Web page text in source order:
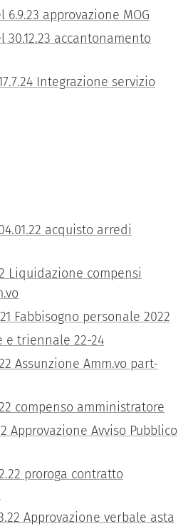
6.9.23 approvazione MOG
30.12.23 accantonamento
Integrazione servizio
acquisto arredi
Liquidazione compensi
Fabbisogno personale 2022
e triennale 22-24
Assunzione Amm.vo part-
compenso amministratore
Approvazione Avviso Pubblico
proroga contratto
Approvazione verbale asta